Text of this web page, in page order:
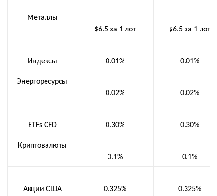
Металлы
$6.5 за 1 лот
$6.5 за 1 лот
Индексы 0.01% 0.01%
Энергоресурсы
0.02%
0.02%
ETFs CFD 0.30% 0.30%
Криптовалюты
0.1%
0.1%
Акции США 0.325% 0.325%